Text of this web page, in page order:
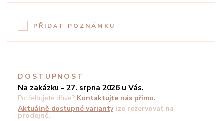
PŘIDAT POZNÁMKU
DOSTUPNOST
Na zakázku - 27. srpna 2026 u Vás.
Potřebujete dříve? Kontaktujte nás přímo.
Aktuálně dostupné varianty lze rezervovat na
prodejně.